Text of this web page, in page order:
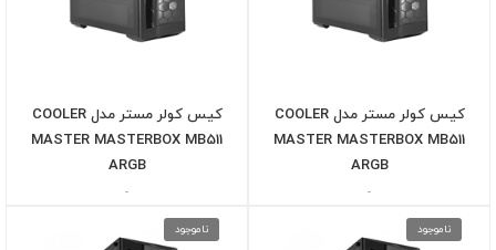
کیس کولر مستر مدل COOLER
MASTER MASTERBOX MB511
ARGB
-
کیس کولر مستر مدل COOLER
MASTER MASTERBOX MB511
ARGB
-
ناموجود ناموجود